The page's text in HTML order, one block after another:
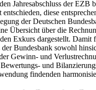
Jahresabschluss derEZB
diese
der Deutschen
Übersicht über die
Exkurs dargestellt. Damit
der Bundesbank sowohl
Gewinn- und
und
findenden